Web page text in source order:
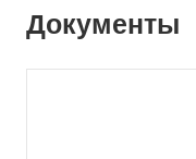
Документы